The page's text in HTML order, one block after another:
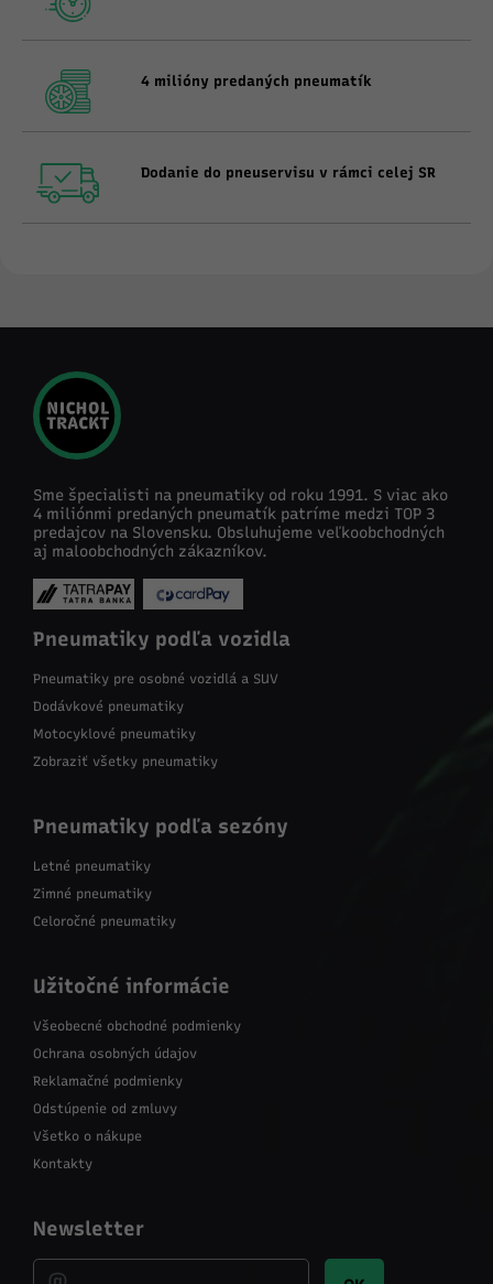
4 milióny predaných pneumatík
Dodanie do pneuservisu v rámci celej SR
Sme špecialisti na pneumatiky od roku 1991. S viac ako
4 miliónmi predaných pneumatík patríme medzi TOP 3
predajcov na Slovensku. Obsluhujeme veľkoobchodných
aj maloobchodných zákazníkov.
Pneumatiky podľa vozidla
Pneumatiky pre osobné vozidlá a SUV
Dodávkové pneumatiky
Motocyklové pneumatiky
Zobraziť všetky pneumatiky
Pneumatiky podľa sezóny
Letné pneumatiky
Zimné pneumatiky
Celoročné pneumatiky
Užitočné informácie
Všeobecné obchodné podmienky
Ochrana osobných údajov
Reklamačné podmienky
Odstúpenie od zmluvy
Všetko o nákupe
Kontakty
Newsletter